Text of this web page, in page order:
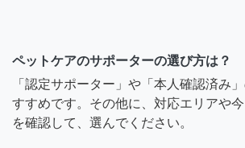
ペットケアのサポーターの選び方は？
「認定サポーター」や「本人確認済み
すすめです。その他に、対応エリアや
を確認して、選んでください。